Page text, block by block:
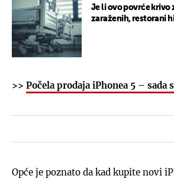
Je li ovo povrće krivo
zaraženih, restorani
>> Počela prodaja iPhonea 5 – sada
Opće je poznato da kad kupite novi